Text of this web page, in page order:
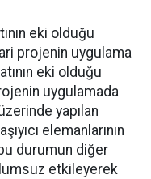
eki olduğu
projenin uygulama
eki olduğu
uygulamada
yapılan
elemanlarının
durumun diğer
etkileyerek